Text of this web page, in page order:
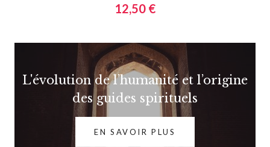
12,50 €
L'évolution de l’humanité et l’origine
des guides spirituels
EN SAVOIR PLUS